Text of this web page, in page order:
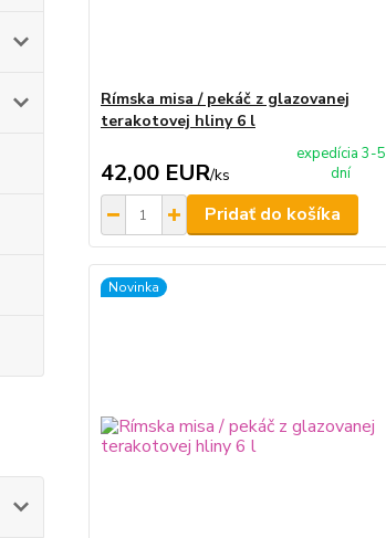
Rímska misa / pekáč z glazovanej
terakotovej hliny 6 l
42,00 EUR/ks
expedícia 3-5
dní
Pridať do košíka
Novinka